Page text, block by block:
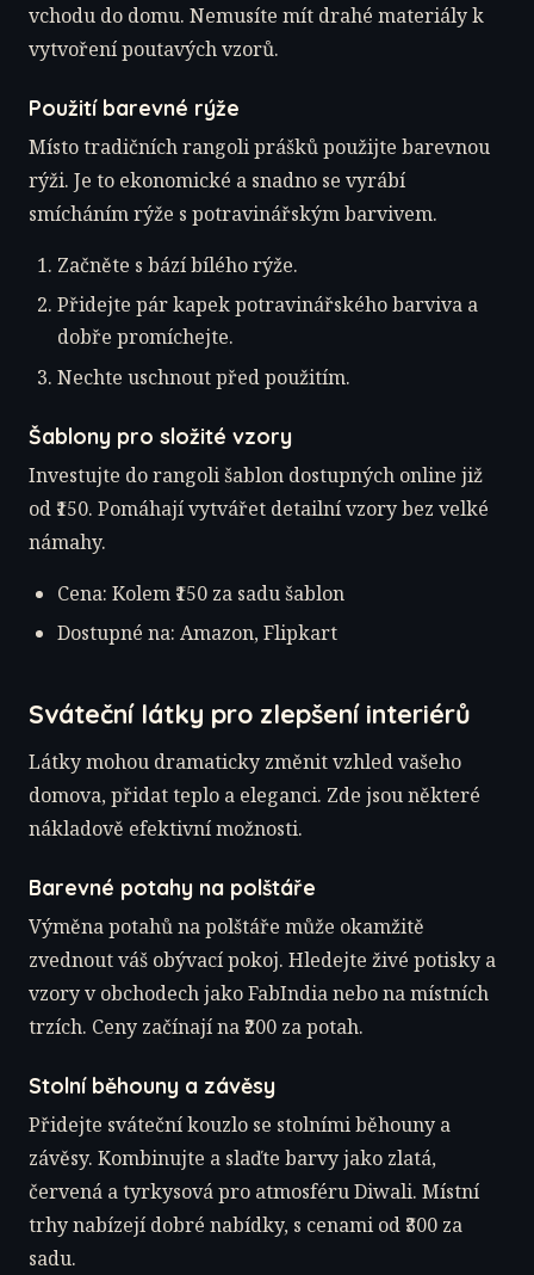
vchodu do domu. Nemusíte mít drahé materiály k
vytvoření poutavých vzorů.
Použití barevné rýže
Místo tradičních rangoli prášků použijte barevnou
rýži. Je to ekonomické a snadno se vyrábí
smícháním rýže s potravinářským barvivem.
Začněte s bází bílého rýže.
Přidejte pár kapek potravinářského barviva a
dobře promíchejte.
Nechte uschnout před použitím.
Šablony pro složité vzory
Investujte do rangoli šablon dostupných online již
od ₹150. Pomáhají vytvářet detailní vzory bez velké
námahy.
Cena: Kolem ₹150 za sadu šablon
Dostupné na: Amazon, Flipkart
Sváteční látky pro zlepšení interiérů
Látky mohou dramaticky změnit vzhled vašeho
domova, přidat teplo a eleganci. Zde jsou některé
nákladově efektivní možnosti.
Barevné potahy na polštáře
Výměna potahů na polštáře může okamžitě
zvednout váš obývací pokoj. Hledejte živé potisky a
vzory v obchodech jako FabIndia nebo na místních
trzích. Ceny začínají na ₹200 za potah.
Stolní běhouny a závěsy
Přidejte sváteční kouzlo se stolními běhouny a
závěsy. Kombinujte a slaďte barvy jako zlatá,
červená a tyrkysová pro atmosféru Diwali. Místní
trhy nabízejí dobré nabídky, s cenami od ₹300 za
sadu.